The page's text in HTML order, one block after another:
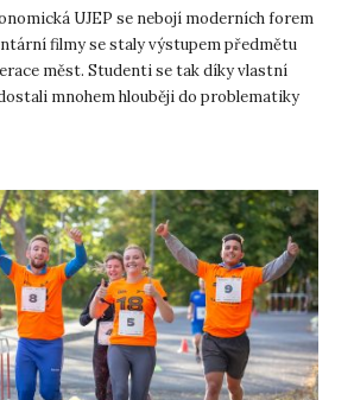
UJEP se nebojí moderních forem
filmy se staly výstupem předmětu
měst. Studenti se tak díky vlastní
mnohem hlouběji do problematiky